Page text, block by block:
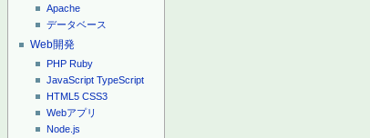
Apache
データベース
Web開発
PHP Ruby
JavaScript TypeScript
HTML5 CSS3
Webアプリ
Node.js